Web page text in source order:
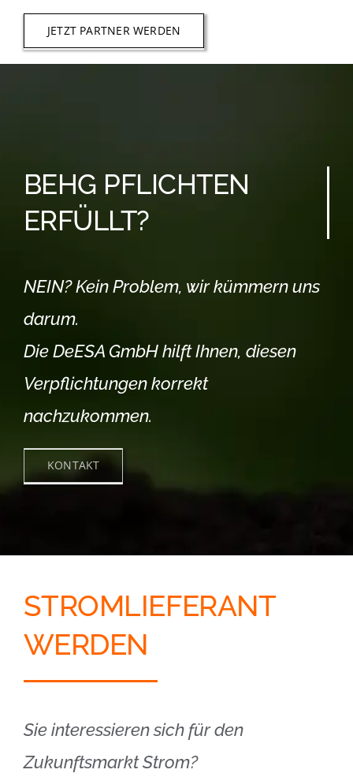
JETZT PARTNER WERDEN
BEHG PFLICHTEN
ERFÜLLT?
NEIN? Kein Problem, wir kümmern uns
darum.
Die DeESA GmbH hilft Ihnen, diesen
Verpflichtungen korrekt
nachzukommen.
KONTAKT
STROMLIEFERANT
WERDEN
Sie interessieren sich für den
Zukunftsmarkt Strom?